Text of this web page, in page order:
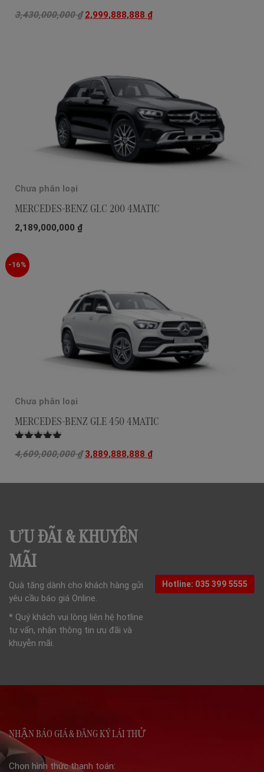
3,430,000,000₫ 2,999,888,888 ₫
Chưa phân loại
MERCEDES-BENZ GLC 200 4MATIC
2,189,000,000 ₫
-16%
Chưa phân loại
MERCEDES-BENZ GLE 450 4MATIC
Được xếp
hạng
5.00
5
4,609,000,000₫ 3,889,888,888 ₫
ƯU ĐÃI & KHUYẾN
MÃI
Quà tặng dành cho khách hàng gửi
yêu cầu báo giá Online.
* Quý khách vui lòng liên hệ hotline
tư vấn, nhận thông tin ưu đãi và
khuyễn mãi.
Hotline: 035 399 5555
NHẬN BÁO GIÁ & ĐĂNG KÝ LÁI THỬ
Chọn hình thức thanh toán: